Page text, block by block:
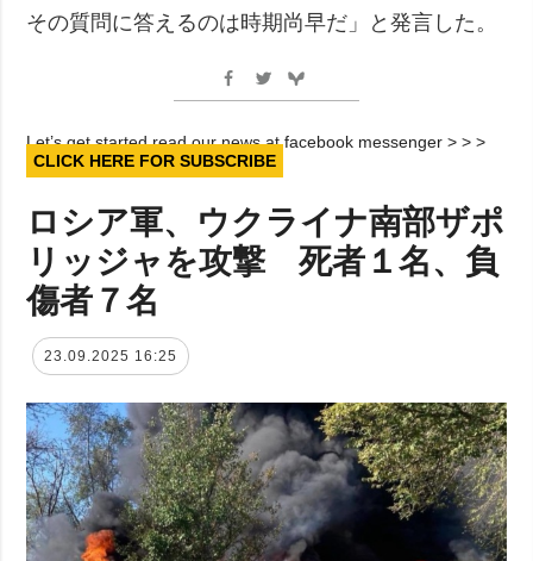
その質問に答えるのは時期尚早だ」と発言した。
Let’s get started read our news at facebook messenger > > >
CLICK HERE FOR SUBSCRIBE
ロシア軍、ウクライナ南部ザポ
リッジャを攻撃 死者１名、負
傷者７名
23.09.2025 16:25